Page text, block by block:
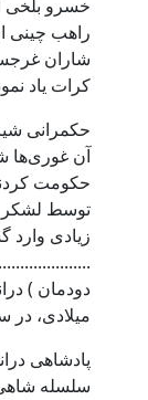
خسرو بلخی
راهب چینی
شاران
کرات یاد
حکمرانی
آن غوری‌ها
حکومت
توسط لشکر
زیادی
دودمان )
میلادی، در سال
پادشاهی
سلسله شاهی